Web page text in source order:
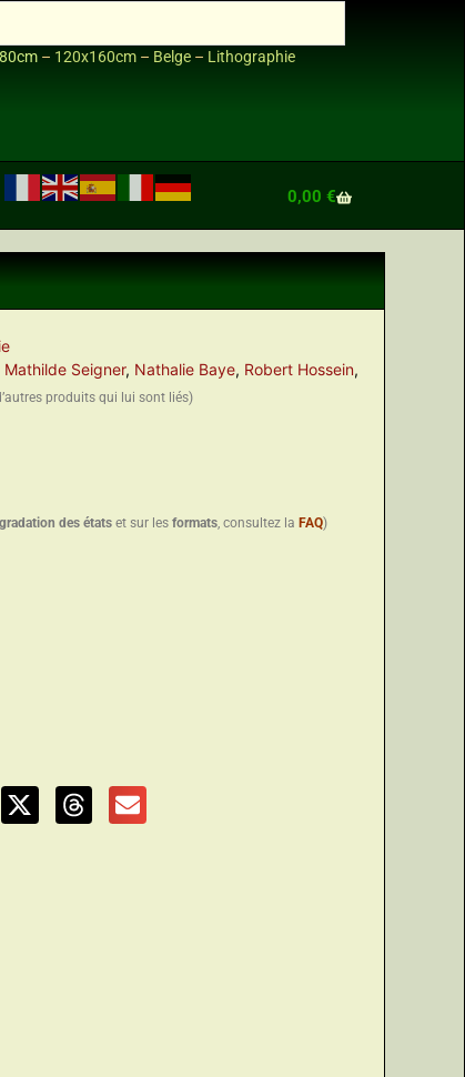
– 120x160cm – Belge – Lithographie
0,00 €
Mathilde Seigner, Nathalie Baye, Robert Hossein,
produits qui lui sont liés)
gradation des états et sur les formats, consultez la FAQ)